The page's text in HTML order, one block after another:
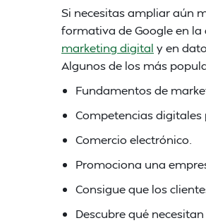
Si necesitas ampliar aún
formativa de Google en
marketing digital y en
Algunos de los más
Fundamentos de
Competencias digitales
Comercio electrónico.
Promociona una
Consigue que los
Descubre qué